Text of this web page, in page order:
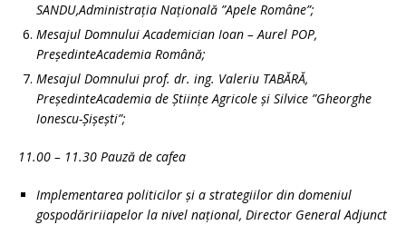
SANDU,Administrația Națională ”Apele Române”;
Mesajul Domnului Academician Ioan – Aurel POP,
PreședinteAcademia Română;
Mesajul Domnului prof. dr. ing. Valeriu TABĂRĂ,
PreședinteAcademia de Științe Agricole și Silvice ”Gheorghe
Ionescu-Șișești”;
11.00 – 11.30 Pauză de cafea
Implementarea politicilor și a strategiilor din domeniul
gospodăririiapelor la nivel național, Director General Adjunct